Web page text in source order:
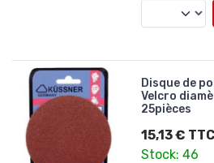
Disque de
Velcro
25pièces
15,13 € TTC
Stock: 46